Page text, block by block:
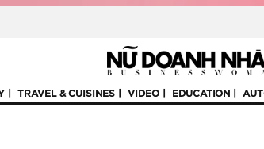
TRAVEL & CUISINES VIDEO EDUCATION